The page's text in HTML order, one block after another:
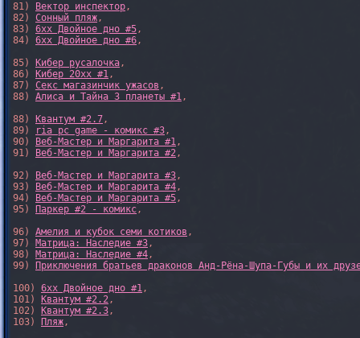
81)
Вектор инспектор,
82) Сонный пляж,
83) 6xx Двойное дно #5,
84) 6xx Двойное дно #6,
85)
Кибер русалочка,
86)
Кибер 20xx #1,
87) Секс магазинчик ужасов ,
88) Алиса и Тайна 3 планеты #1,
88)
Квантум #2.7,
89)
ria pc game - комикс #3,
90)
Веб-Мастер и Маргарита #1,
91)
Веб-Мастер и Маргарита #2,
92)
Веб-Мастер и Маргарита #3,
93)
Веб-Мастер и Маргарита #4,
94)
Веб-Мастер и Маргарита #5,
95)
Паркер #2 - комикс,
96) Амелия и кубок семи котиков ,
97) Матрица: Наследие #3,
98) Матрица: Наследие #4,
99)
Приключения братьев драконов Анд-Рёна-Шупа-Губы и их
100) 6xx Двойное дно #1,
101)
Квантум #2.2,
102)
Квантум #2.3,
103)
Пляж,